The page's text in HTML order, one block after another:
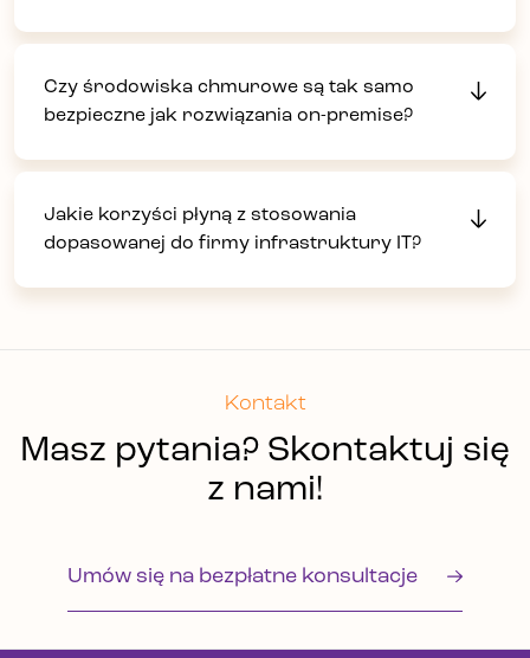
Czy środowiska chmurowe są tak samo
bezpieczne jak rozwiązania on-premise?
Jakie korzyści płyną z stosowania
dopasowanej do firmy infrastruktury IT?
Kontakt
Masz pytania? Skontaktuj się
z nami!
Umów się na bezpłatne konsultacje